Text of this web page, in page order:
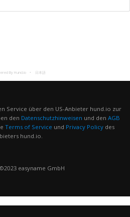
By Hund.io 日本語
Service über den US-Anbieter hund.io zur
den Datenschutzhinweisen und den AGB
Terms of Service und Privacy Policydes
hund.io.
easyname GmbH